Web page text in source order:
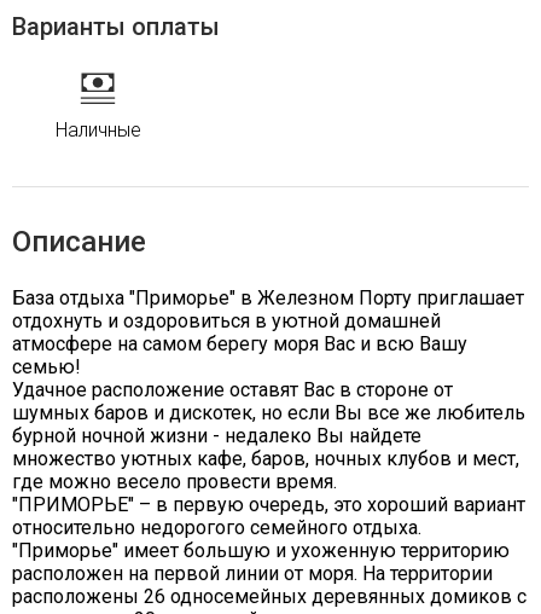
Варианты оплаты
Наличные
Описание
База отдыха "Приморье" в Железном Порту приглашает
отдохнуть и оздоровиться в уютной домашней
атмосфере на самом берегу моря Вас и всю Вашу
семью!
Удачное расположение оставят Вас в стороне от
шумных баров и дискотек, но если Вы все же любитель
бурной ночной жизни - недалеко Вы найдете
множество уютных кафе, баров, ночных клубов и мест,
где можно весело провести время.
"ПРИМОРЬЕ" – в первую очередь, это хороший вариант
относительно недорогого семейного отдыха.
"Приморье" имеет большую и ухоженную территорию
расположен на первой линии от моря. На территории
расположены 26 односемейных деревянных домиков с